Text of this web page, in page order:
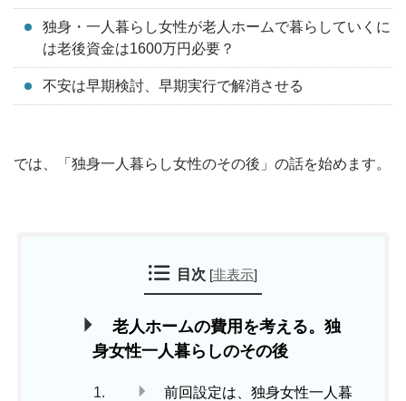
独身・一人暮らし女性が老人ホームで暮らしていくに
は老後資金は1600万円必要？
不安は早期検討、早期実行で解消させる
では、「独身一人暮らし女性のその後」の話を始めます。
目次 [非表示]
老人ホームの費用を考える。独
身女性一人暮らしのその後
前回設定は、独身女性一人暮